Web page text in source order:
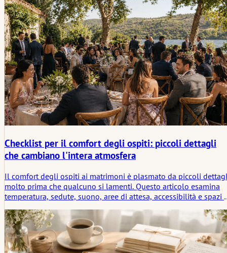
articolo analizza lo styling attento della tavola non solo come
decorazione, ma come una forma discreta di struttura: una che
crea comfort, favorisce la vicinanza e aiuta la celebrazione a
svolgersi in modo naturale attorno alle persone lì riunite.
Checklist per il comfort degli ospiti: piccoli dettagli
che cambiano l'intera atmosfera
Il comfort degli ospiti ai matrimoni è plasmato da piccoli
molto prima che qualcuno si lamenti. Questo articolo esamina
temperatura, sedute, suono, aree di attesa, accessibilità e spazi